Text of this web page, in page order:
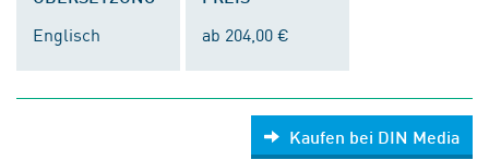
Englisch ab 204,00 €
Kaufen bei DIN Media